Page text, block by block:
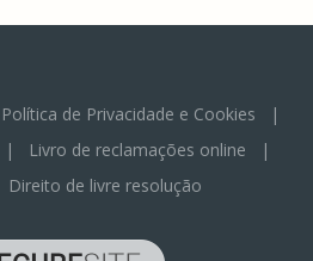
Política de Privacidade e Cookies |
| Livro de reclamações online |
Direito de livre resolução